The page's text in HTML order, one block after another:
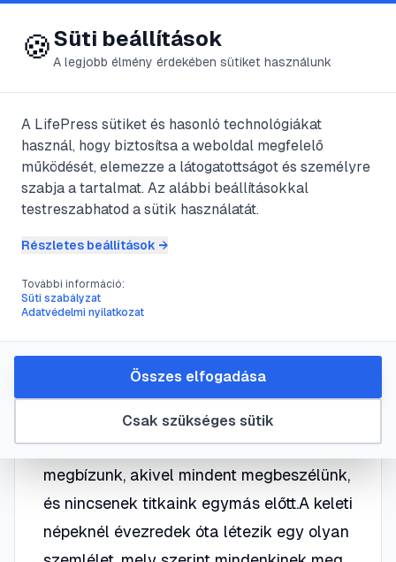
😍 LifePress
@Csamo
2024. szeptember 23. 2 perc olvasás
Lélektárs
rávágná a választ e kérdésre, tegyük
szó?Lélektársnak azt a partnert
nevezzük, akiben teljes mértékben
megbízunk, akivel mindent megbeszélünk,
és nincsenek titkaink egymás előtt.A keleti
népeknél évezredek óta létezik egy olyan
🍪Süti beállítások
A legjobb élmény érdekében sütiket használunk
A LifePress sütiket és hasonló technológiákat
használ, hogy biztosítsa a weboldal megfelelő
működését, elemezze a látogatottságot és személyre
szabja a tartalmat. Az alábbi beállításokkal
testreszabhatod a sütik használatát.
Részletes beállítások →
További információ:
Süti szabályzat
Adatvédelmi nyilatkozat
Csak szükséges sütik
Összes elfogadása